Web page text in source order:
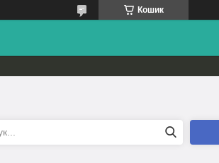
Кошик